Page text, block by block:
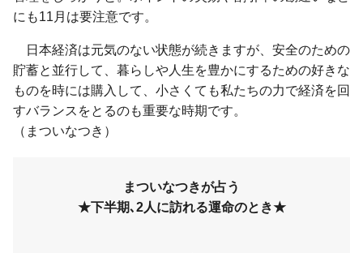
にも11月は要注意です。
日本経済は元気のない状態が続きますが、安全のための
貯蓄と並行して、暮らしや人生を豊かにするための好きな
ものを時には購入して、小さくても私たちの力で経済を回
すバランスをとるのも重要な時期です。
（まついなつき）
まついなつきが占う
★下半期､2人に訪れる運命のとき★